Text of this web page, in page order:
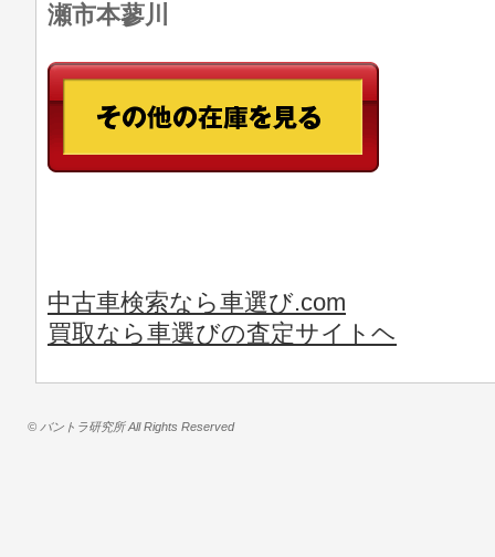
瀬市本蓼川
中古車検索なら車選び.com
買取なら車選びの査定サイトヘ
© バントラ研究所 All Rights Reserved